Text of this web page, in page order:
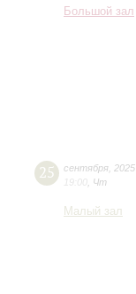
Большой зал
25 сентября 2025
19:00 Чт
Малый зал